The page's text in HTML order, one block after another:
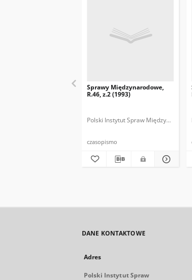
Sprawy Międzynarodowe,
R.46, z.2 (1993)
Polski Instytut Spraw
czasopismo
DANE KONTAKTOWE
Adres
Polski Instytut Spraw